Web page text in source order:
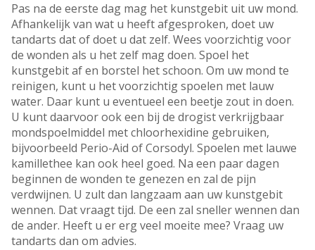
Pas na de eerste dag mag het kunstgebit uit uw mond.
Afhankelijk van wat u heeft afgesproken, doet uw
tandarts dat of doet u dat zelf. Wees voorzichtig voor
de wonden als u het zelf mag doen. Spoel het
kunstgebit af en borstel het schoon. Om uw mond te
reinigen, kunt u het voorzichtig spoelen met lauw
water. Daar kunt u eventueel een beetje zout in doen.
U kunt daarvoor ook een bij de drogist verkrijgbaar
mondspoelmiddel met chloorhexidine gebruiken,
bijvoorbeeld Perio-Aid of Corsodyl. Spoelen met lauwe
kamillethee kan ook heel goed. Na een paar dagen
beginnen de wonden te genezen en zal de pijn
verdwijnen. U zult dan langzaam aan uw kunstgebit
wennen. Dat vraagt tijd. De een zal sneller wennen dan
de ander. Heeft u er erg veel moeite mee? Vraag uw
tandarts dan om advies.